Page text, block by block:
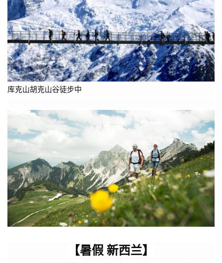
库克山胡克山谷徒步中
【暑假 新西兰】